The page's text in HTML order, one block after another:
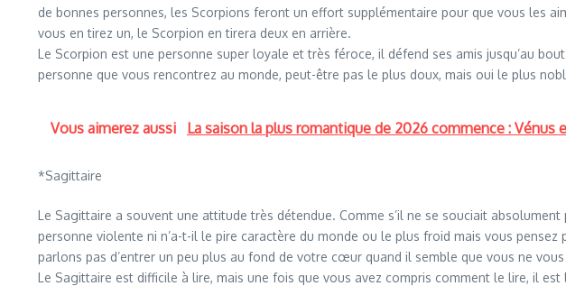
de bonnes personnes, les Scorpions feront un effort supplémentaire pour que vous les
vous en tirez un, le Scorpion en tirera deux en arrière.
Le Scorpion est une personne super loyale et très féroce, il défend ses amis jusqu’au
personne que vous rencontrez au monde, peut-être pas le plus doux, mais oui le plus
Vous aimerez aussi La saison la plus romantique de 2026 commence : Vénus
*Sagittaire
Le Sagittaire a souvent une attitude très détendue. Comme s’il ne se souciait
personne violente ni n’a-t-il le pire caractère du monde ou le plus froid mais vous
parlons pas d’entrer un peu plus au fond de votre cœur quand il semble que vous ne
Le Sagittaire est difficile à lire, mais une fois que vous avez compris comment le lire, il